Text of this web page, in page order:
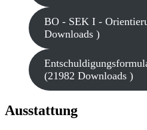
BO - SEK I -
Downloads )
(21982 Downloads )
Ausstattung